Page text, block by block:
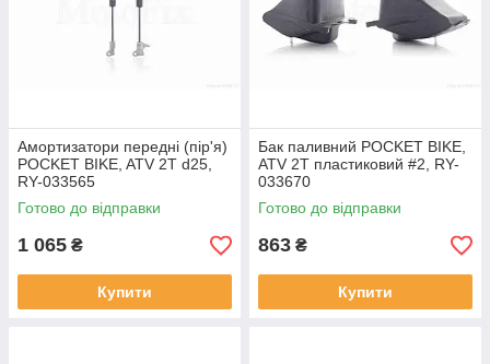
Амортизатори передні (пір'я)
POCKET BIKE, ATV 2T d25,
RY-033565
Готово до відправки
1 065 ₴
Купити
Бак паливний POCKET BIKE,
ATV 2T пластиковий #2, RY-
033670
Готово до відправки
863 ₴
Купити